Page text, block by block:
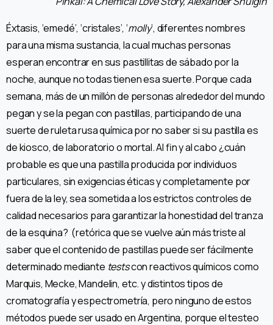
Éxtasis, ‘emedé’, ‘cristales’, ‘molly’, diferentes nombres
para una misma sustancia, la cual muchas personas
esperan encontrar en sus pastillitas de sábado por la
noche, aunque no todas tienen esa suerte. Porque cada
semana, más de un millón de personas alrededor del mundo
pegan y se la pegan con pastillas, participando de una
suerte de ruleta rusa química por no saber si su pastilla es
de kiosco, de laboratorio o mortal. Al fin y al cabo ¿cuán
probable es que una pastilla producida por individuos
particulares, sin exigencias éticas y completamente por
fuera de la ley, sea sometida a los estrictos controles de
calidad necesarios para garantizar la honestidad del tranza
de la esquina? (retórica que se vuelve aún más triste al
saber que el contenido de pastillas puede ser fácilmente
determinado mediante testscon reactivos químicos como
Marquis, Mecke, Mandelin, etc. y distintos tipos de
cromatografía y espectrometría, pero ninguno de estos
métodos puede ser usado en Argentina, porque el testeo